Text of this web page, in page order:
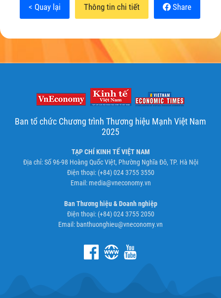
< Quay lại Thông tin chi tiết Share
Ban tổ chức Chương trình Thương hiệu Mạnh Việt Nam
2025
TẠP CHÍ KINH TẾ VIỆT NAM
Địa chỉ: Số 96-98 Hoàng Quốc Việt, Phường Nghĩa Đô, TP. Hà Nội
Điện thoại: (+84) 024 3755 3550
Email: media@vneconomy.vn
Ban Thương hiệu & Doanh nghiệp
Điện thoại: (+84) 024 3755 2050
Email: banthuonghieu@vneconomy.vn